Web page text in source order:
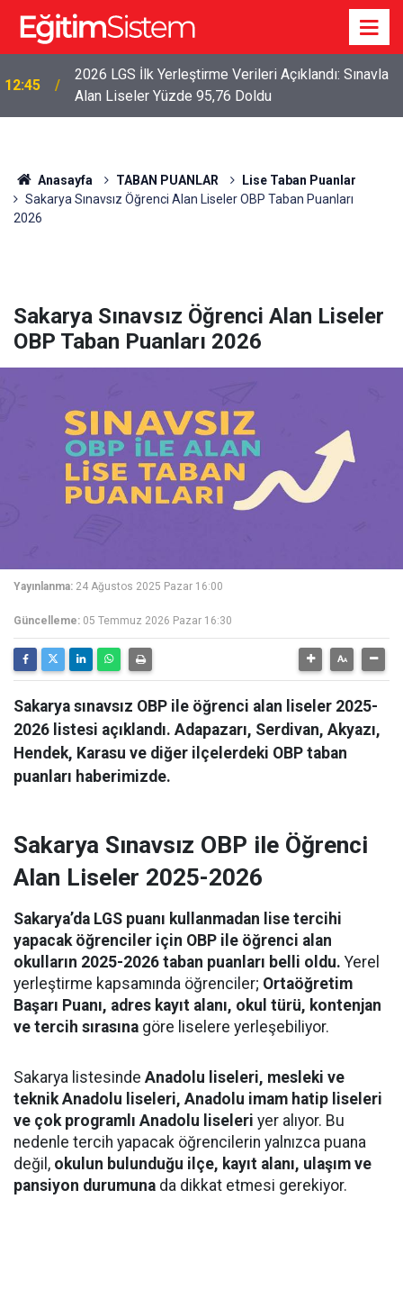
12:45
2026 LGS İlk Yerleştirme Verileri Açıklandı: Sınavla
Alan Liseler Yüzde 95,76 Doldu
Anasayfa TABAN PUANLAR
Lise Taban Puanlar
Sakarya Sınavsız Öğrenci Alan Liseler OBP Taban Puanları
2026
Sakarya Sınavsız Öğrenci Alan Liseler
OBP Taban Puanları 2026
Yayınlanma: 24 Ağustos 2025 Pazar 16:00
Güncelleme: 05 Temmuz 2026 Pazar 16:30
Sakarya sınavsız OBP ile öğrenci alan liseler 2025-
2026 listesi açıklandı. Adapazarı, Serdivan, Akyazı,
Hendek, Karasu ve diğer ilçelerdeki OBP taban
puanları haberimizde.
Sakarya Sınavsız OBP ile Öğrenci
Alan Liseler 2025-2026
Sakarya’da LGS puanı kullanmadan lise tercihi
yapacak öğrenciler için OBP ile öğrenci alan
okulların 2025-2026 taban puanları belli oldu. Yerel
yerleştirme kapsamında öğrenciler; Ortaöğretim
Başarı Puanı, adres kayıt alanı, okul türü, kontenjan
ve tercih sırasına göre liselere yerleşebiliyor.
Sakarya listesinde Anadolu liseleri, mesleki ve
teknik Anadolu liseleri, Anadolu imam hatip liseleri
ve çok programlı Anadolu liseleri yer alıyor. Bu
nedenle tercih yapacak öğrencilerin yalnızca puana
değil, okulun bulunduğu ilçe, kayıt alanı, ulaşım ve
pansiyon durumuna da dikkat etmesi gerekiyor.